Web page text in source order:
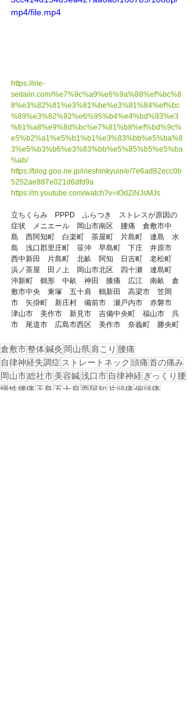
mp4/file.mp4
https://irie-
seitaiin.com/%e7%9c%a9%e6%9a%88%ef%bc%8
8%e3%82%81%e3%81%be%e3%81%84%ef%bc
%89%e3%82%92%e6%95%b4%e4%bd%93%e3
%81%a8%e9%8d%bc%e7%81%b8%ef%bd%9c%
e5%b2%a1%e5%b1%b1%e3%83%bb%e5%ba%8
3%e5%b3%b6%e3%83%bb%e5%85%b5%e5%ba
%ab/
https://blog.goo.ne.jp/irieshinkyuin/e/7e6ad82ecc0b
5252ae887e021d6dfd9a
https://m.youtube.com/watch?v=IOdZiNJsMJs
立ちくらみ　PPPD　ふらつき　ストレスが原因の
症状　メニエール　岡山市南区　腰痛　倉敷市中
島　西阿知町　白楽町　茶屋町　片島町　連島　水
島　浅口郡里庄町　笹沖　早島町　下庄　井原市
西中新田　片島町　北畝　阿知　日吉町　老松町
浜ノ茶屋　田ノ上　岡山市北区　四十瀬　連島町
沖新町　鶴形　中畝　神田　膝痛　広江　南畝　倉
敷市中央　東塚　五十肩　鶴新田　高梁市　笠岡
市　矢掛町　新庄村　備前市　瀬戸内市　赤磐市
津山市　美作市　新見市　吉備中央町　福山市　呉
市　尾道市　広島市西区　美作市　奈義町　勝央町
倉敷市整体鍼灸 岡山県肩こり 腰痛
自律神経失調症 ストレートネック 頭痛首の痛み
岡山市総社市美容鍼浅口市 自律神経 ぎっくり腰
慢性腰痛 玉島 五十肩西阿知 片頭痛偏頭痛